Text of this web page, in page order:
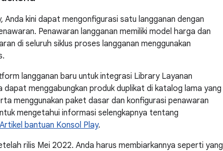
kini dapat mengonfigurasi satu langganan dengan
Penawaran langganan memiliki model harga dan
di seluruh siklus proses langganan menggunakan
langganan baru untuk integrasi Library Layanan
dapat menggabungkan produk duplikat di katalog lama yang
menggunakan paket dasar dan konfigurasi penawaran
mengetahui informasi selengkapnya tentang
Artikel bantuan Konsol Play.
rilis Mei 2022. Anda harus membiarkannya seperti yang